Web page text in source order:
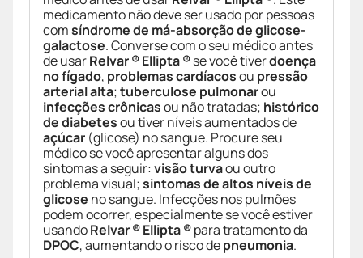
medicamento não deve ser usado por pessoas
comsíndrome de má-absorção de glicose-
galactose. Converse com o seu médico antes
de usarRelvar ® Ellipta ®se você tiverdoença
no fígado, problemas cardíacosou pressão
arterial alta;tuberculose pulmonarou
infecções crônicasou não tratadas; histórico
de diabetesou tiver níveis aumentados de
açúcar (glicose) no sangue. Procure seu
médico se você apresentar alguns dos
sintomas a seguir:visão turvaou outro
problema visual;sintomas de altos níveis de
glicose no sangue. Infecções nos pulmões
podem ocorrer, especialmente se você estiver
usandoRelvar ® Ellipta ®para tratamento da
DPOC, aumentando o risco depneumonia.